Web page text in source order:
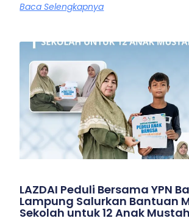
Baca Selengkapnya
LAZDAI Peduli Bersama YPN
Lampung Salurkan Bantuan
Sekolah untuk 12 Anak